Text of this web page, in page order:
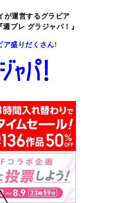
が運営するグラビア
プレ グラジャパ！』
ア盛りだくさん!